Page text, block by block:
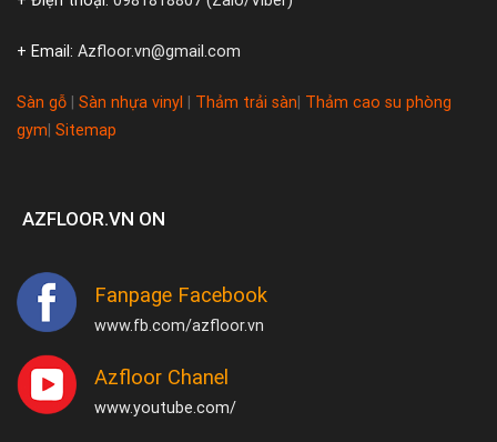
+ Email: Azfloor.vn@gmail.com
Sàn gỗ Sàn nhựa vinyl Thảm trải sàn Thảm cao su phòng
gym Sitemap
AZFLOOR.VN ON
Fanpage Facebook
www.fb.com/azfloor.vn
Azfloor Chanel
www.youtube.com/